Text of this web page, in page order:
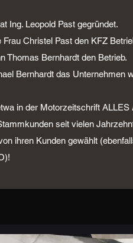
Ing. Leopold Past gegründet.
Christel Past den KFZ
Thomas Bernhardt den Betrieb.
Bernhardt das Unternehmen
in der Motorzeitschrift ALLES
seit vielen
ihren Kunden gewählt